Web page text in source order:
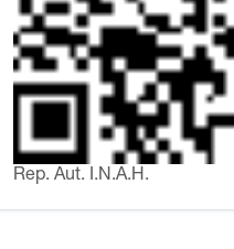
Rep. Aut. I.N.A.H.